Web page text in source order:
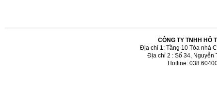
CÔNG TY TNHH HỖ
Địa chỉ 1: Tầng 10 Tòa nhà
Địa chỉ 2 : Số 34, Nguyễn
Hotline: